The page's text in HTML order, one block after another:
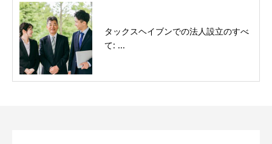
タックスヘイブンでの法人設立のすべ
て: ...